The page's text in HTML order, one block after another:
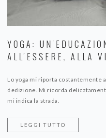
YOGA:
ALL'ESSERE, ALLA
Lo yoga mi riporta costantemente
dedizione. Mi ricorda
mi indica la strada.
LEGGI TUTTO